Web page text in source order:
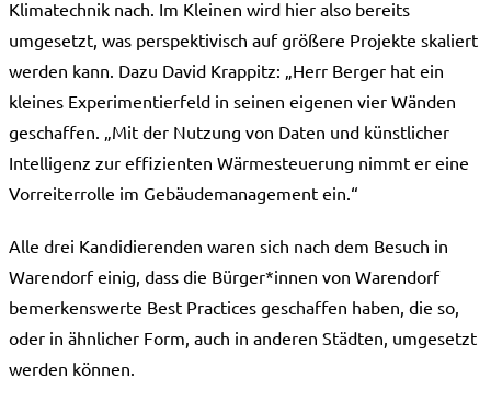
Klimatechnik nach. Im Kleinen wird hier also bereits
umgesetzt, was perspektivisch auf größere Projekte skaliert
werden kann. Dazu David Krappitz: „Herr Berger hat ein
kleines Experimentierfeld in seinen eigenen vier Wänden
geschaffen. „Mit der Nutzung von Daten und künstlicher
Intelligenz zur effizienten Wärmesteuerung nimmt er eine
Vorreiterrolle im Gebäudemanagement ein.“
Alle drei Kandidierenden waren sich nach dem Besuch in
Warendorf einig, dass die Bürger*innen von Warendorf
bemerkenswerte Best Practices geschaffen haben, die so,
oder in ähnlicher Form, auch in anderen Städten, umgesetzt
werden können.